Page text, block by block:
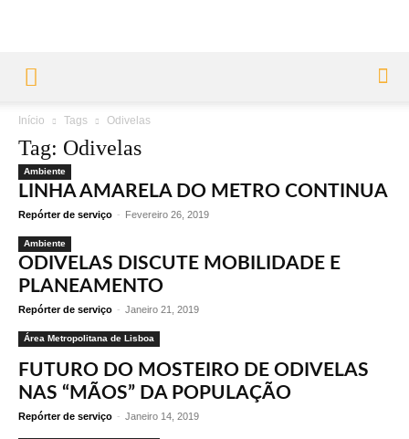
Início Tags Odivelas
Tag: Odivelas
Ambiente
LINHA AMARELA DO METRO CONTINUA
Repórter de serviço - Fevereiro 26, 2019
Ambiente
ODIVELAS DISCUTE MOBILIDADE E
PLANEAMENTO
Repórter de serviço - Janeiro 21, 2019
Área Metropolitana de Lisboa
FUTURO DO MOSTEIRO DE ODIVELAS
NAS “MÃOS” DA POPULAÇÃO
Repórter de serviço - Janeiro 14, 2019